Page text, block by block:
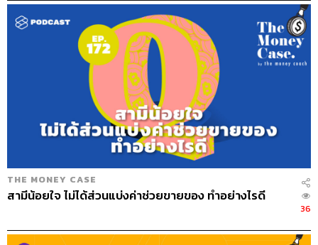
THE MONEY CASE
สามีน้อยใจ ไม่ได้ส่วนแบ่งค่าช่วยขายของ ทำอย่างไรดี
36